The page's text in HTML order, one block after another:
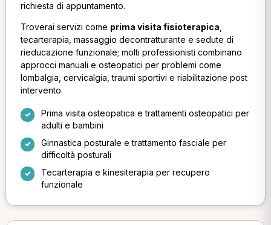
richiesta di appuntamento.
Troverai servizi come prima visita fisioterapica
tecarterapia, massaggio decontratturante e sedute di
rieducazione funzionale; molti professionisti combinano
approcci manuali e osteopatici per problemi come
lombalgia, cervicalgia, traumi sportivi e riabilitazione post
intervento.
Prima visita osteopatica e trattamenti osteopatici per
adulti e bambini
Ginnastica posturale e trattamento fasciale per
difficoltà posturali
Tecarterapia e kinesiterapia per recupero
funzionale